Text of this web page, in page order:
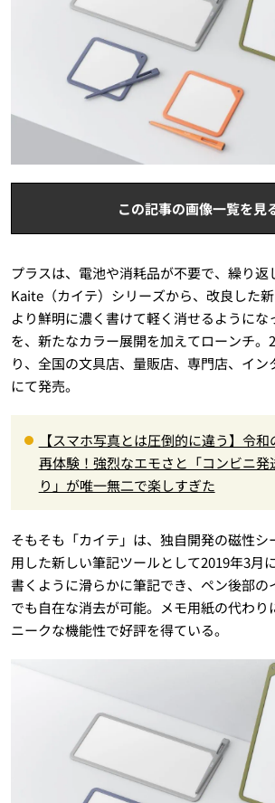
この記事の画像一覧を見
プラスは、電池や消耗品が不要で、繰り返
Kaite（カイテ）シリーズから、改良した新
より鮮明に濃く書けて軽く消せるようにな
を、新たなカラー展開を加えてローンチ。
り、全国の文具店、量販店、専門店、イ
にて発売。
【スマホ写真とは圧倒的に違う】令
再体験！強烈なエモさと「コンビニ発
り」が唯一無二で楽しすぎた
そもそも「カイテ」は、独自開発の磁性シ
用した新しい筆記ツールとして2019年3月
書くように滑らかに筆記でき、ペン後部の
でも自在な消去が可能。メモ用紙の代わり
ニークな機能性で好評を得ている。